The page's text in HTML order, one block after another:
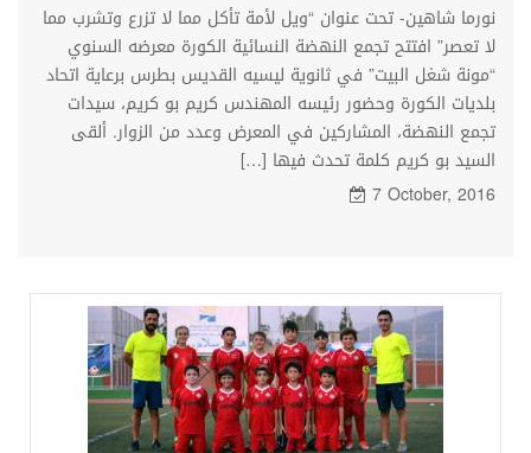
نورما شاهين- تحت عنوان “ويل لأمة تأكل مما لا تزرع وتشرب مما
لا تعصر” افتتح تجمع النهضة النسائية الكورة معرضه السنوي
“مونة شغل البيت” في ثانوية ليسيه القديس بطرس برعاية اتحاد
بلديات الكورة وحضور رئيسه المهندس كريم بو كريم، سيدات
تجمع النهضة، المشاركين في المعرض وعدد من الزوار. ألقى
السيد بو كريم كلمة تحدث فيها […]
7 October, 2016